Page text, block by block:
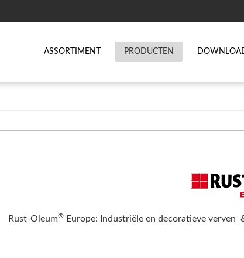
ASSORTIMENT PRODUCTEN
Rust-Oleum® Europe: Industriële en decoratieve verven